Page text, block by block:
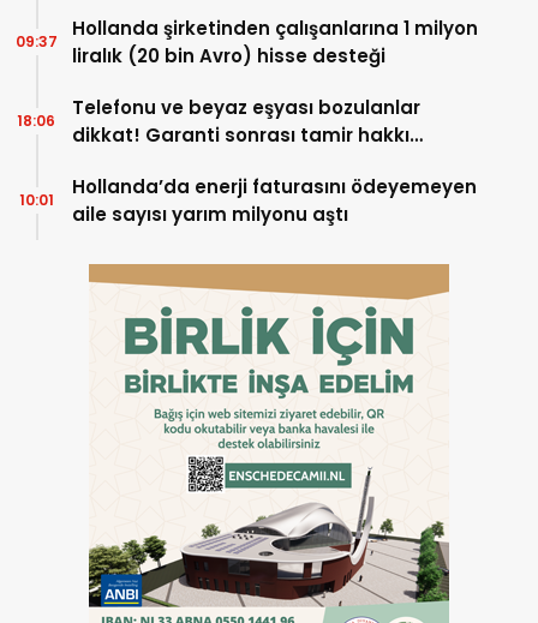
Hollanda şirketinden çalışanlarına 1 milyon
liralık (20 bin Avro) hisse desteği
09:37
Telefonu ve beyaz eşyası bozulanlar
dikkat! Garanti sonrası tamir hakkı
18:06
Hollanda’da enerji faturasını ödeyemeyen
aile sayısı yarım milyonu aştı
10:01